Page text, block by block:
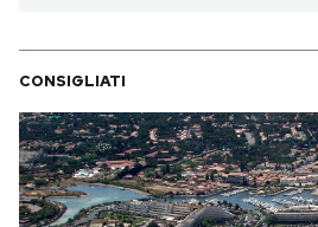
I MIEI PREFERITI
SHOP
CONSIGLIATI